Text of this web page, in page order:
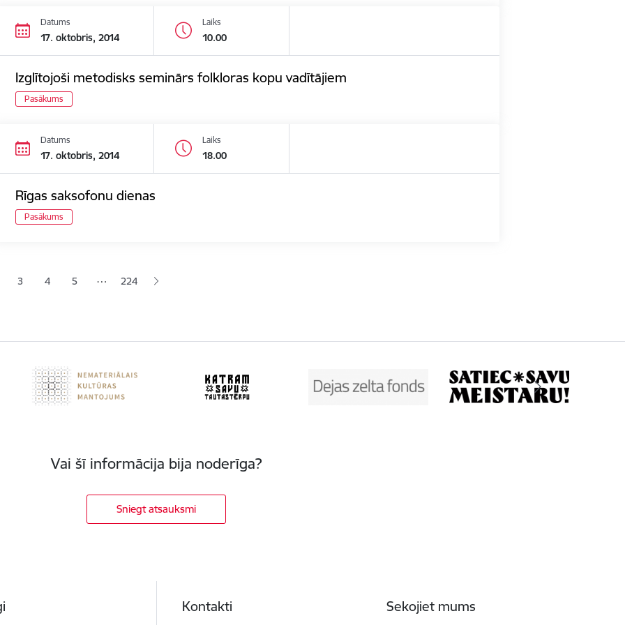
Datums
17. oktobris, 2014
Laiks
10.00
Izglītojoši metodisks seminārs folkloras kopu vadītājiem
Pasākums
Datums
17. oktobris, 2014
Laiks
18.00
Rīgas saksofonu dienas
Pasākums
lapaLapa
3 Lapa
4 Lapa
5 … 224
Vai šī informācija bija noderīga?
Sniegt atsauksmi
Kontakti Sekojiet mums